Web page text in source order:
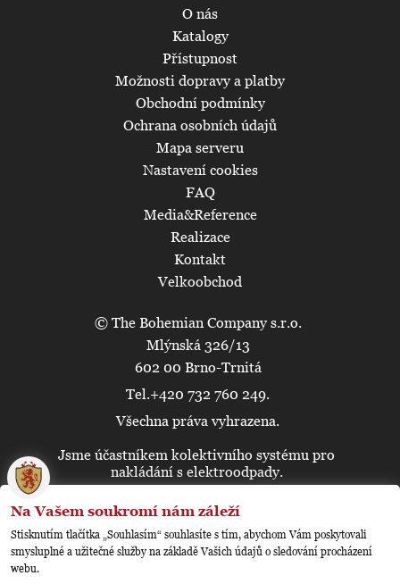
© The Bohemian Company s.r.o.
Mlýnská 326/13
602 00 Brno-Trnitá
Tel.+420 732 760 249.
Všechna práva vyhrazena.
O nás
Katalogy
Přístupnost
Možnosti dopravy a platby
Obchodní podmínky
Ochrana osobních údajů
Mapa serveru
Nastavení cookies
FAQ
Media&Reference
Realizace
Kontakt
Velkoobchod
Jsme účastníkem kolektivního systému pro
nakládání s elektroodpady.
🍪
Na Vašem soukromí nám záleží
Stisknutím tlačítka „Souhlasím“ souhlasíte s tím, abychom Vám poskytovali
smysluplné a užitečné služby na základě Vašich údajů o sledování procházení
webu.